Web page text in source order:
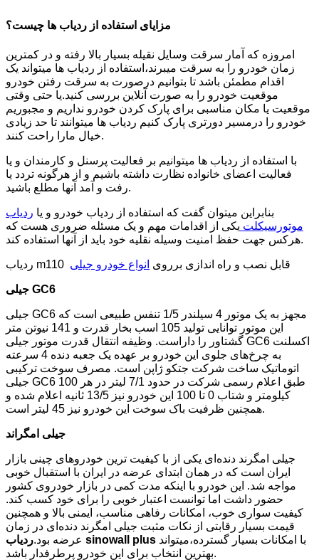
مزایای استفاده از ردیاب ها چیست؟
امروزه که آمار سرقت وسایل نقیله بسیار بالا رفته و در کمترین
زمان خودرو را به سرقت میبرند،استفاده از ردیاب ها میتواند یک
اقدام مطمئن باشد تا بتوانیم درصورت به سرقت رفتن خودرو
موقعیت خودرو را به صورت آنلاین بررسی کنید.یا حتی وقتی
موقعیت یا مکان مناسبی برای پارک کردن خودرو نداریم و مجبوریم
خودرو را درمسیر دورتری پارک کنیم ردیاب ها میتوانند تا حد زیادی
خیال مارا راحت کنند.
با استفاده از ردیاب ها میتوانیم بر فعالیت پرسنل و کارمندان و یا
فعالیت اعضای خانواده نظارت داشته باشیم و از هرگونه تردد یا
رفت و آمد آنها مطلع باشید.
بنابراین میتوان گفت که استفاده از ردیاب خودرو و یا ردیاب
موتورسیکلت یکی از اقدامات مهم و یک مسئله ضروری هست که
هرکس جهت حفظ امنیت وسیله نقلیه خود باید از آنها استفاده کند.
ردیاب m110 قابل نصب و راه اندازی برروی انواع خودرو جیلی
جیلی GC6
جیلی GC6 مجهز به یک موتور 4 سیلندر 1/5 تنفس طبیعی است که
این موتور توانایی تولید 105 اسب بخار قدرت و 141 نیوتن متر
گشتاور را داراست. وظیفه انتقال قدرت موتور جیلی GC6 اکسلنت
به چرخ‌های جلوی این خودرو بر عهده یک جعبه دنده 4 سرعته
اتوماتیک ساخت شرکت جتکو ژاپن است. مصرف سوخت ترکیبی
جیلی GC6 طبق اعلام رسمی شرکت در حدود 7/1 لیتر در هر 100
کیلومتر و شتاب 0 تا 100 این خودرو نیز 13/5 ثانیه اعلام شده و
همچنین ظرفیت باک سوخت این خودرو نیز 45 لیتر است.
جیلی امگراند
جیلی امگرند دنده‌ای یکی از با کیفیت ترین خودروهای چینی بازار
ایران است که در همان ابتدای عرضه در ایران با استقبال خوبی
مواجه شد. این خودرو با اینکه مدت کمی در بازار خودروی کشور
حضور داشت اما توانست اعتبار خوبی را برای خود کسب کند.
کیفیت سواری خوب، امکانات رفاهی مناسب، ایمنی بالا و همچنین
قیمت بسیار رقابتی از نکات مثبت جیلی امگرند دنده‌ای در زمان
عرضه بود. ردیاب sinowall plus
بهترین انتخاب برای این خودرو پرطرفدار باشد.